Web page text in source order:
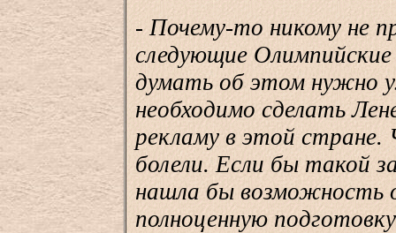
- Почему-то никому не
следующие
думать об этом нужно
необходимо сделать
рекламу в этой
болели. Если бы такой
нашла бы возможность
полноценную